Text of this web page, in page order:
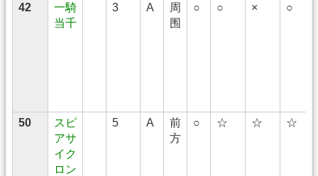
42
一騎
当千
3 A
周
围
○ ○ × ○
50
スピ
アサ
イク
ロン
5 A
前
方
○ ☆ ☆ ☆